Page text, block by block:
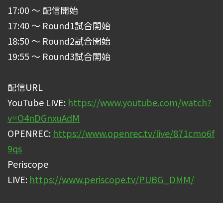
17:00 ～ 配信開始
17:40 ～ Round1試合開始
18:50 ～ Round2試合開始
19:55 ～ Round3試合開始
配信URL
YouTube LIVE: https://www.youtube.com/watch?
v=O4nDGnxuAdM
OPENREC: https://www.openrec.tv/live/871cmo6f
9qs
Periscope
LIVE: https://www.periscope.tv/PUBG_DMM/